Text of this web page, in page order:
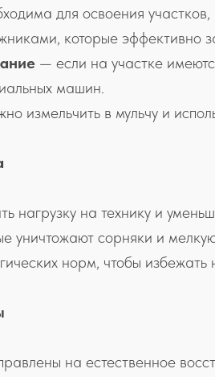
для освоения участков,
которые эффективно
— если на участке
машин.
измельчить в мульчу и
нагрузку на технику и
уничтожают сорняки и
норм, чтобы
на естественное